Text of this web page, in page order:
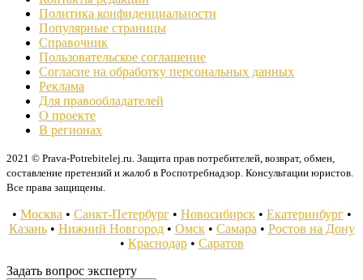
Политика конфиденциальности
Популярные страницы
Справочник
Пользовательское соглашение
Согласие на обработку персональных данных
Реклама
Для правообладателей
О проекте
В регионах
2021 © Prava-Potrebitelej.ru. Защита прав потребителей, возврат, обмен,
составление претензий и жалоб в Роспотребнадзор. Консультации юристов.
Все права защищены.
• Москва • Санкт-Петербург• Новосибирск• Екатеринбург•
Казань• Нижний Новгород• Омск• Самара • Ростов на Дону
• Краснодар• Саратов
Задать вопрос эксперту